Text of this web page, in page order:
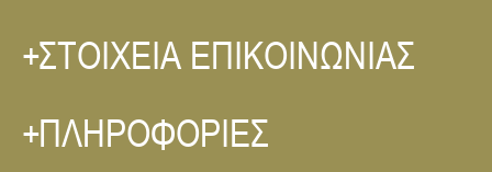
ΣΤΟΙΧΕΙΑ ΕΠΙΚΟΙΝΩΝΙΑΣ
ΠΛΗΡΟΦΟΡΙΕΣ